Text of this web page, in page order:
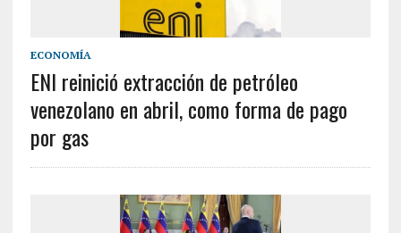
ECONOMÍA
ENI reinició extracción de petróleo
venezolano en abril, como forma de pago
por gas